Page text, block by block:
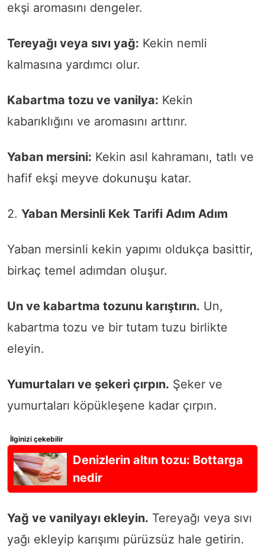
ekşi aromasını dengeler.
Tereyağı veya sıvı yağ: Kekin nemli
kalmasına yardımcı olur.
Kabartma tozu ve vanilya: Kekin
kabarıklığını ve aromasını arttırır.
Yaban mersini: Kekin asıl kahramanı, tatlı ve
hafif ekşi meyve dokunuşu katar.
2. Yaban Mersinli Kek Tarifi Adım Adım
Yaban mersinli kekin yapımı oldukça basittir,
birkaç temel adımdan oluşur.
Un ve kabartma tozunu karıştırın. Un,
kabartma tozu ve bir tutam tuzu birlikte
eleyin.
Yumurtaları ve şekeri çırpın. Şeker ve
yumurtaları köpükleşene kadar çırpın.
İlginizi çekebilir
Denizlerin altın tozu: Bottarga
nedir
Yağ ve vanilyayı ekleyin. Tereyağı veya sıvı
yağı ekleyip karışımı pürüzsüz hale getirin.